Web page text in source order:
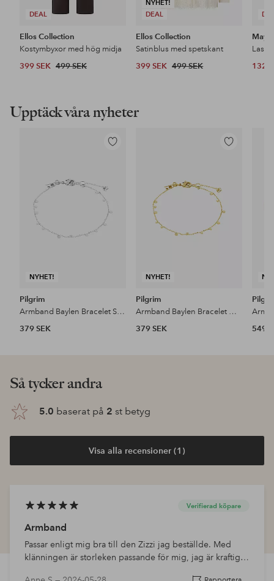
DEAL
Ellos Collection
Kostymbyxor med hög midja
399 SEK 499 SEK
NYHET!
DEAL
Ellos Collection
Satinblus med spetskant
399 SEK 499 SEK 132
Upptäck våra nyheter
NYHET!
Lägg
Pilgrim
Armband Baylen Bracelet Silver-plated
379 SEK
NYHET!
Lägg
Pilgrim
Armband Baylen Bracelet Gold-plated
379 SEK
549
Så tycker andra
5.0 baserat på 2 st betyg
Visa alla recensioner (1)
Verifierad köpare
Armband
Passar enligt mig bra till den Zizzi jag beställde. Med
klänningen är storleken passande för mig, jag är kraftig